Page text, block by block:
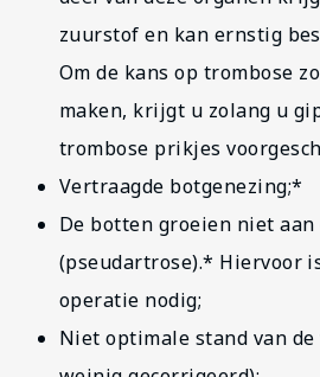
zuurstof en kan ernstig
Om de kans op trombose
maken, krijgt u zolang u
trombose prikjes
Vertraagde botgenezing;*
De botten groeien niet
(pseudartrose).* Hiervoor
operatie nodig;
Niet optimale stand van